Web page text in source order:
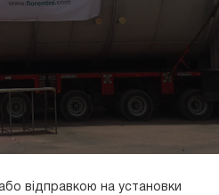
відправкою на установки